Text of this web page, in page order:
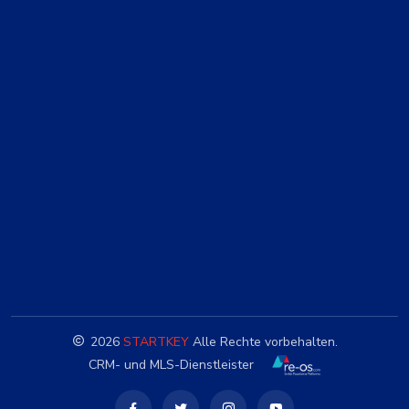
2026STARTKEY Alle Rechte vorbehalten.
CRM- und MLS-Dienstleister